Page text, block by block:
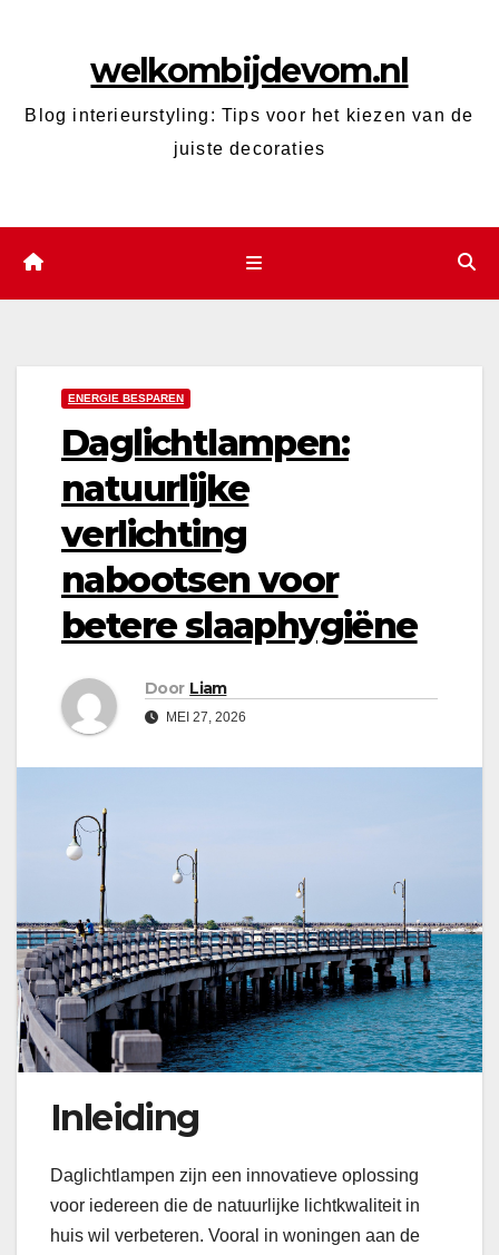
inhoud
welkombijdevom.nl
Blog interieurstyling: Tips voor het kiezen van de
juiste decoraties
ENERGIE BESPAREN
Daglichtlampen:
natuurlijke
verlichting
nabootsen voor
betere slaaphygiëne
Door Liam
MEI 27, 2026
Inleiding
Daglichtlampen zijn een innovatieve oplossing
voor iedereen die de natuurlijke lichtkwaliteit in
huis wil verbeteren. Vooral in woningen aan de